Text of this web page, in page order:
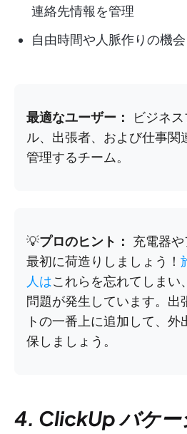
連絡先情報を管理
自由時間や人脈作りの機会
最適なユーザー：
ビジネ
ル、出張者、および仕事関
管理するチーム。
💡プロのヒント：
充電器
最初に荷造りしましょう！
人はこれらを忘れてしまい
問題が発生しています。出
トの一番上に追加して、外
保しましょう。
4. ClickUp バケー